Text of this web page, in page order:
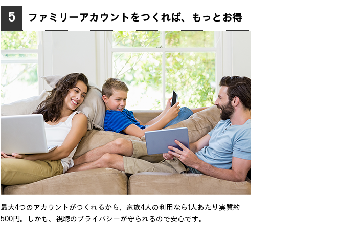
5 ファミリーアカウントをつくれば、もっとお得
最大4つのアカウントがつくれるから、家族4人の利用なら1人あたり実質約
500円。しかも、視聴のプライバシーが守られるので安心です。